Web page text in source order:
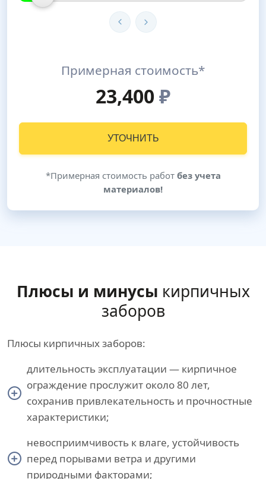
Примерная стоимость*
23,400₽
УТОЧНИТЬ
*Примерная стоимость работ без учета
материалов!
Плюсы и минусы кирпичных
заборов
Плюсы кирпичных заборов:
длительность эксплуатации — кирпичное
ограждение прослужит около 80 лет,
сохранив привлекательность и прочностные
характеристики;
невосприимчивость к влаге, устойчивость
перед порывами ветра и другими
природными факторами;